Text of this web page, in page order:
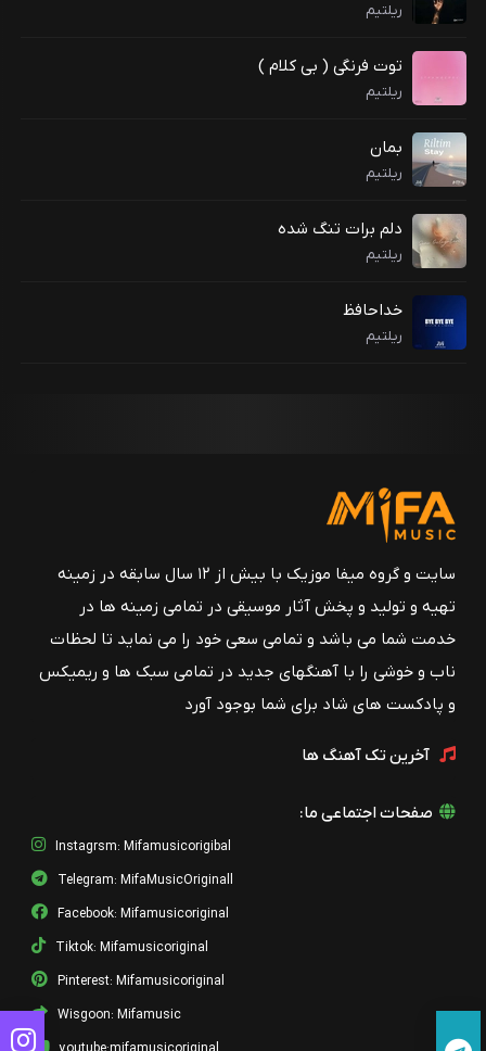
ریلتیم
توت فرنگی ( بی کلام )
ریلتیم
بمان
ریلتیم
دلم برات تنگ شده
ریلتیم
خداحافظ
ریلتیم
سایت و گروه میفا موزیک با بیش از ۱۲ سال سابقه در زمینه
تهیه و تولید و پخش آثار موسیقی در تمامی زمینه ها در
خدمت شما می باشد و تمامی سعی خود را می نماید تا لحظات
ناب و خوشی را با آهنگهای جدید در تمامی سبک ها و ریمیکس
و پادکست های شاد برای شما بوجود آورد
آخرین تک آهنگ ها
صفحات اجتماعی ما:
Instagrsm: Mifamusicorigibal
Telegram: MifaMusicOriginall
Facebook: Mifamusicoriginal
Tiktok: Mifamusicoriginal
Pinterest: Mifamusicoriginal
Wisgoon: Mifamusic